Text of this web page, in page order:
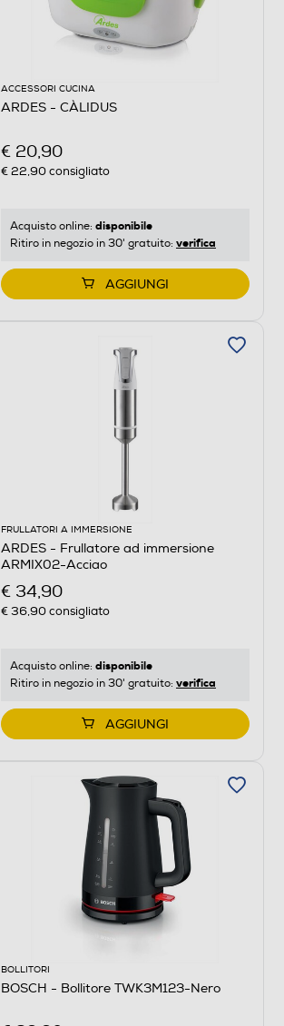
ACCESSORI CUCINA
ARDES - CÀLIDUS
€ 20,90
€ 22,90consigliato
Acquisto online: disponibile
Ritiro in negozio in 30' gratuito: verifica
AGGIUNGI
FRULLATORI A IMMERSIONE
ARDES - Frullatore ad immersione
ARMIX02-Acciao
€ 34,90
€ 36,90consigliato
Acquisto online: disponibile
Ritiro in negozio in 30' gratuito: verifica
AGGIUNGI
BOLLITORI
BOSCH - Bollitore TWK3M123-Nero